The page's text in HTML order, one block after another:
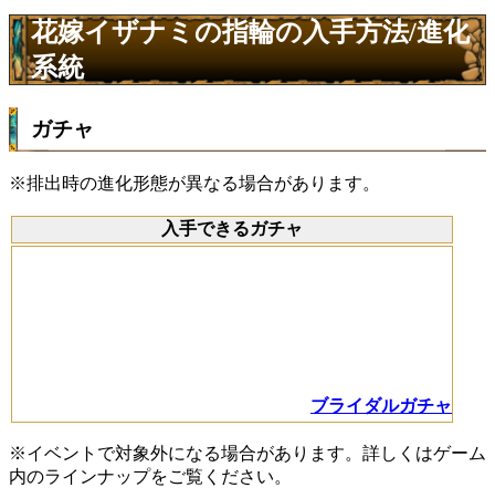
花嫁イザナミの指輪の入手方法/進化
系統
ガチャ
※排出時の進化形態が異なる場合があります。
入手できるガチャ
ブライダルガチャ
※イベントで対象外になる場合があります。詳しくはゲーム
内のラインナップをご覧ください。